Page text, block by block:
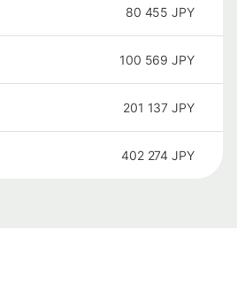
80 455 JPY
100 569 JPY
201 137 JPY
402 274 JPY